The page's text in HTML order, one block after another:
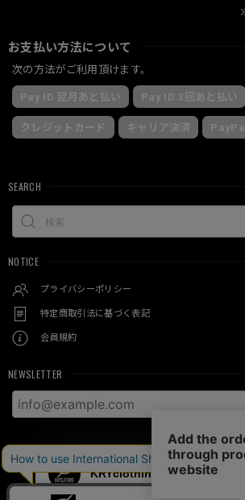
お支払い方法について
次の方法がご利用頂けます。
Pay ID 翌月あと払い Pay ID 3回あと払い
クレジットカード キャリア決済 PayPal
SEARCH
NOTICE
プライバシーポリシー
特定商取引法に基づく表記
会員規約
NEWSLETTER